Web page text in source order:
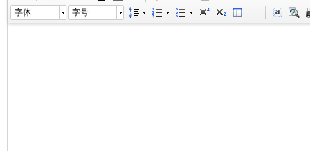
字体 字号